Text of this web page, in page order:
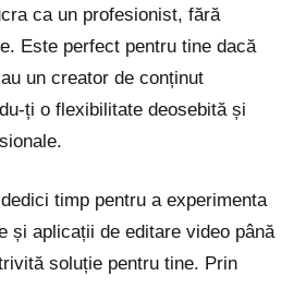
ca un profesionist, fără
Este perfect pentru tine dacă
un creator de conținut
ți o flexibilitate deosebită și
timp pentru a experimenta
și aplicații de editare video până
soluție pentru tine. Prin